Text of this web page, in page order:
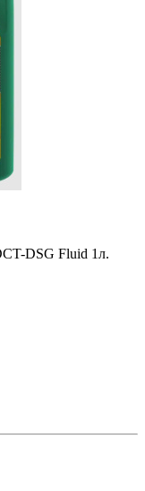
DSG Fluid 1л.